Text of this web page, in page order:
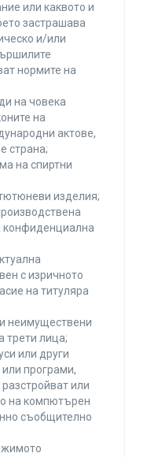
или каквото и
застрашава
и/или
нормите на
на човека
на
актове,
страна;
на спиртни
изделия;
конфиденциална
с изричното
на титуляра
неимуществени
трети лица;
или други
програми,
или
на компютърен
съобщително